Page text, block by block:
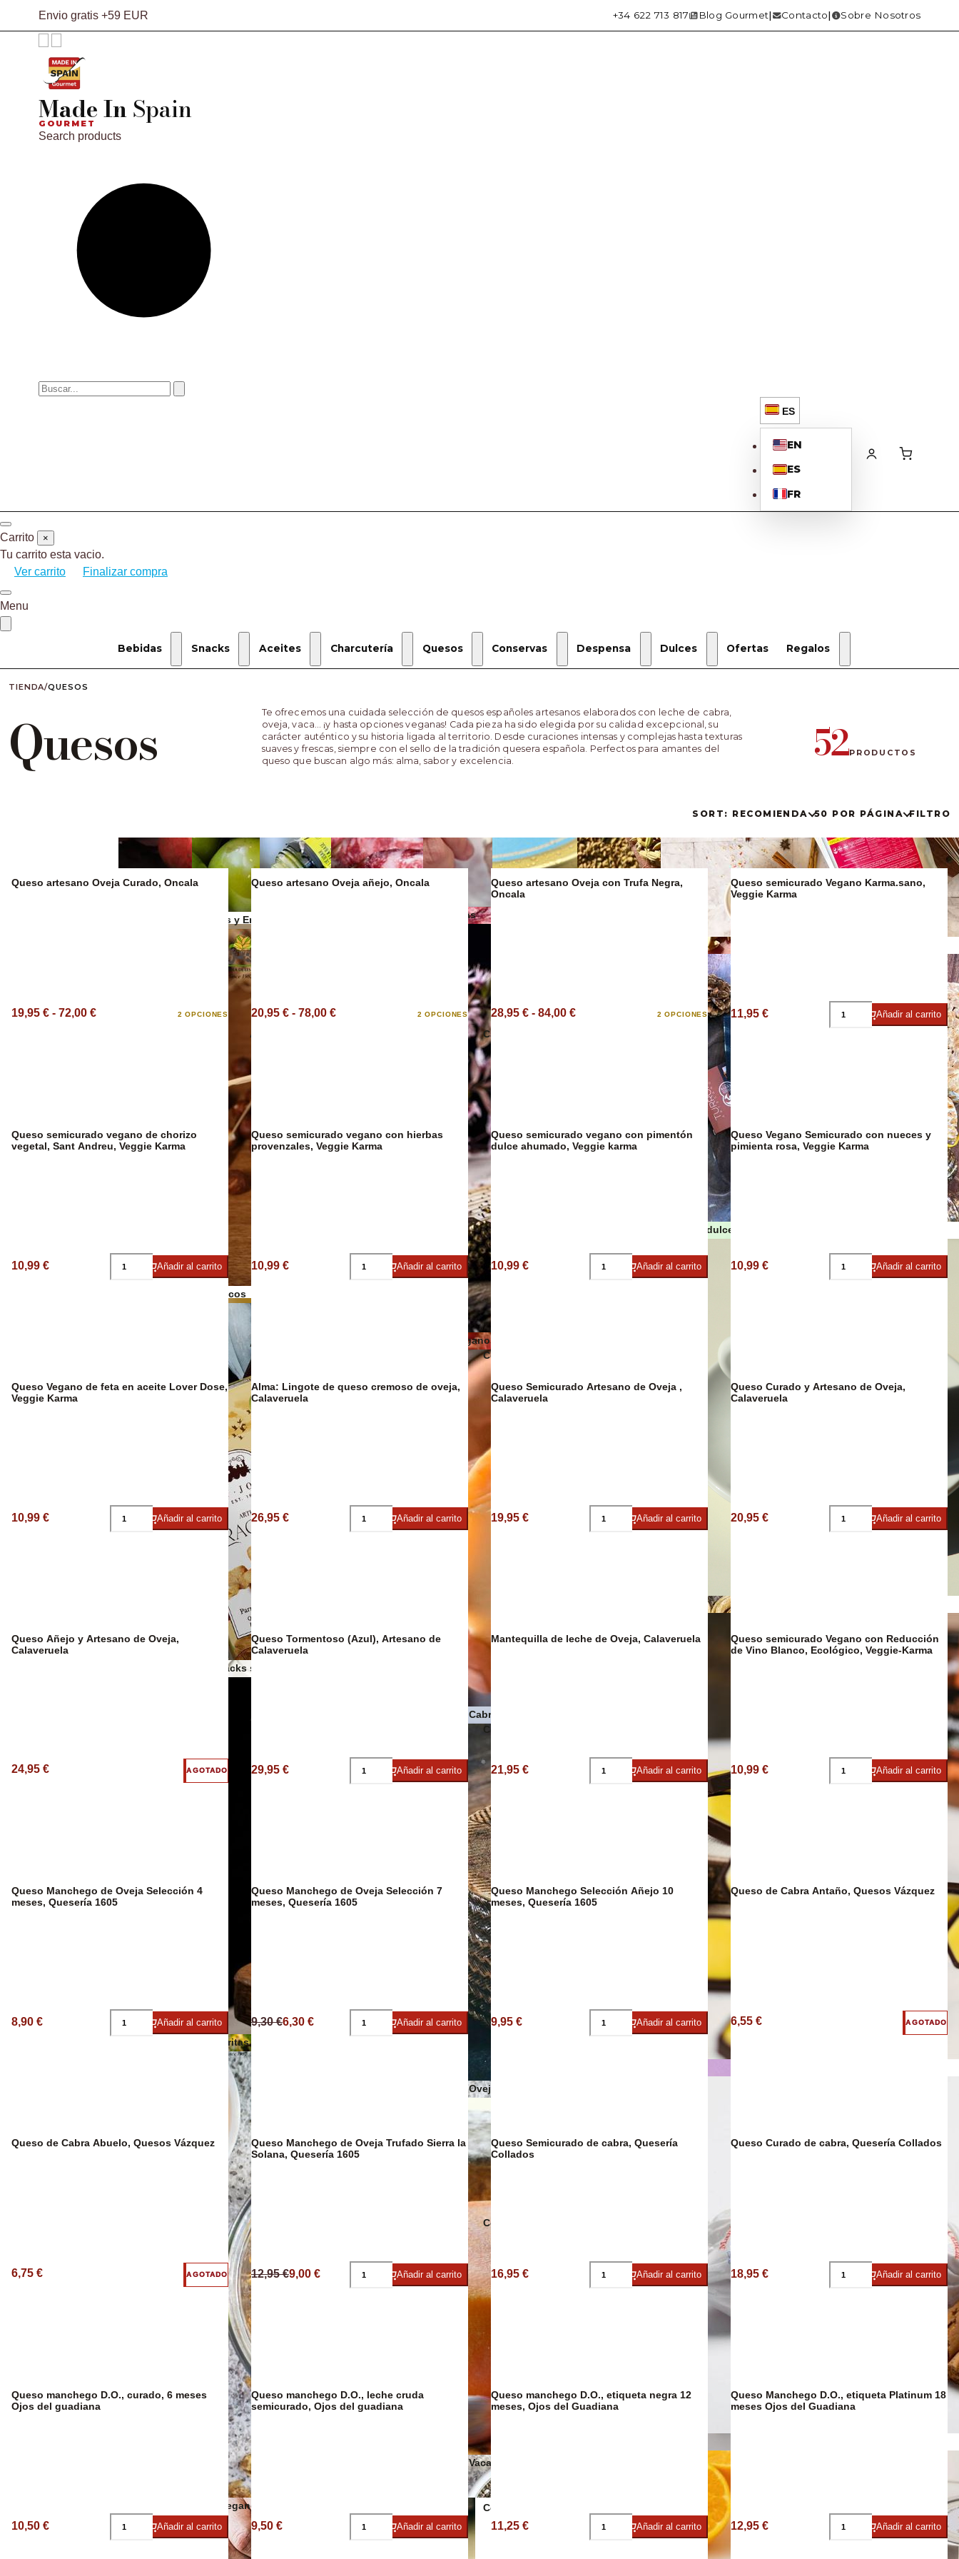
Envio gratis +59 EUR +34 622 713 817 Blog Gourmet Contacto Sobre Nosotros
Made InSpain
GOURMET
Search products
ES
EN
ES
FR
Carrito ×
Tu carrito esta vacio.
Ver carrito
Finalizar compra
Menu
Bebidas Snacks
Aceitunas y Encurtidos
Frutos secos
Otros snacks salados
Patatas Fritas
Snacks veganos
Aceites
Aceite Aromático
Aceite Ecológico/Vegano
Aceites AOVE Premium
Charcutería
Embutidos y jamón ecológicos
Quesos
Mantequillas
Quesos veganos
Quesos de Cabra
Quesos de Oveja
Quesos de Vaca
Conservas
Caviar
Conservas de carne, patés y foie
Conservas de pescado y marisco
Conservas Ecológicas
Conservas Veganas
Despensa
Pasta
Sales y Especies
Dulces
Turrones y dulces de Navidad
Ofertas Regalos
Estuches
de regalo
TIENDA/QUESOS
Quesos
Te ofrecemos una cuidada selección de quesos españoles artesanos elaborados con leche de cabra,
oveja, vaca… ¡y hasta opciones veganas! Cada pieza ha sido elegida por su calidad excepcional, su
carácter auténtico y su historia ligada al territorio. Desde curaciones intensas y complejas hasta texturas
suaves y frescas, siempre con el sello de la tradición quesera española. Perfectos para amantes del
queso que buscan algo más: alma, sabor y excelencia.
52PRODUCTOS
SORT: RECOMIENDA 50 POR PÁGINA FILTRO
Queso artesano Oveja Curado, Oncala
19,95 € - 72,00 € 2 OPCIONES
Queso artesano Oveja añejo, Oncala
20,95 € - 78,00 € 2 OPCIONES
Queso artesano Oveja con Trufa Negra,
Oncala
28,95 € - 84,00 € 2 OPCIONES
Queso semicurado Vegano Karma.sano,
Veggie Karma
11,95 € Añadir al carrito
Queso semicurado vegano de chorizo
vegetal, Sant Andreu, Veggie Karma
10,99 € Añadir al carrito
Queso semicurado vegano con hierbas
provenzales, Veggie Karma
10,99 € Añadir al carrito
Queso semicurado vegano con pimentón
dulce ahumado, Veggie karma
10,99 € Añadir al carrito
Queso Vegano Semicurado con nueces y
pimienta rosa, Veggie Karma
10,99 € Añadir al carrito
Queso Vegano de feta en aceite Lover Dose,
Veggie Karma
10,99 € Añadir al carrito
Alma: Lingote de queso cremoso de oveja,
Calaveruela
26,95 € Añadir al carrito
Queso Semicurado Artesano de Oveja ,
Calaveruela
19,95 € Añadir al carrito
Queso Curado y Artesano de Oveja,
Calaveruela
20,95 € Añadir al carrito
Queso Añejo y Artesano de Oveja,
Calaveruela
24,95 € AGOTADO
Queso Tormentoso (Azul), Artesano de
Calaveruela
29,95 € Añadir al carrito
Mantequilla de leche de Oveja, Calaveruela
21,95 € Añadir al carrito
Queso semicurado Vegano con Reducción
de Vino Blanco, Ecológico, Veggie-Karma
10,99 € Añadir al carrito
Queso Manchego de Oveja Selección 4
meses, Quesería 1605
8,90 € Añadir al carrito
DESCUENTO32%
Queso Manchego de Oveja Selección 7
meses, Quesería 1605
9,30 €6,30 € Añadir al carrito
Queso Manchego Selección Añejo 10
meses, Quesería 1605
9,95 € Añadir al carrito
Queso de Cabra Antaño, Quesos Vázquez
6,55 € AGOTADO
Queso de Cabra Abuelo, Quesos Vázquez
6,75 € AGOTADO
DESCUENTO 31%
Queso Manchego de Oveja Trufado Sierra la
Solana, Quesería 1605
12,95 €9,00 € Añadir al carrito
Queso Semicurado de cabra, Quesería
Collados
16,95 € Añadir al carrito
Queso Curado de cabra, Quesería Collados
18,95 € Añadir al carrito
Queso manchego D.O., curado, 6 meses
Ojos del guadiana
10,50 € Añadir al carrito
Queso manchego D.O., leche cruda
semicurado, Ojos del guadiana
9,50 € Añadir al carrito
Queso manchego D.O., etiqueta negra 12
meses, Ojos del Guadiana
11,25 € Añadir al carrito
Queso Manchego D.O., etiqueta Platinum 18
meses Ojos del Guadiana
12,95 € Añadir al carrito